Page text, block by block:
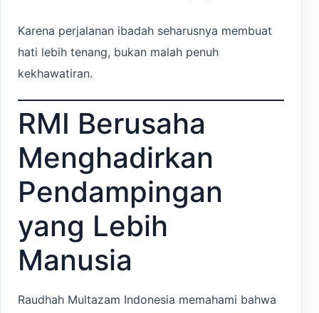
Karena perjalanan ibadah seharusnya membuat
hati lebih tenang, bukan malah penuh
kekhawatiran.
RMI Berusaha
Menghadirkan
Pendampingan
yang Lebih
Manusia
Raudhah Multazam Indonesia memahami bahwa